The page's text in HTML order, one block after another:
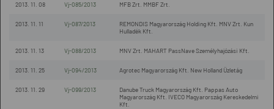
2013. 11. 08 Vj-085/2013 MFB Zrt. MMBF Zrt.
2013. 11. 11 Vj-087/2013
REMONDIS Magyarország Holding Kft. MNV Zrt. Kun
Hulladék Kft.
2013. 11. 13 Vj-088/2013 MNV Zrt. MAHART PassNave Személyhajózási Kft.
2013. 11. 25 Vj-094/2013 Agrotec Magyarország Kft. New Holland Üzletág
2013. 11. 29 Vj-099/2013
Danube Truck Magyarország Kft. Pappas Auto
Magyarország Kft. IVECO Magyarország Kereskedelmi
Kft.